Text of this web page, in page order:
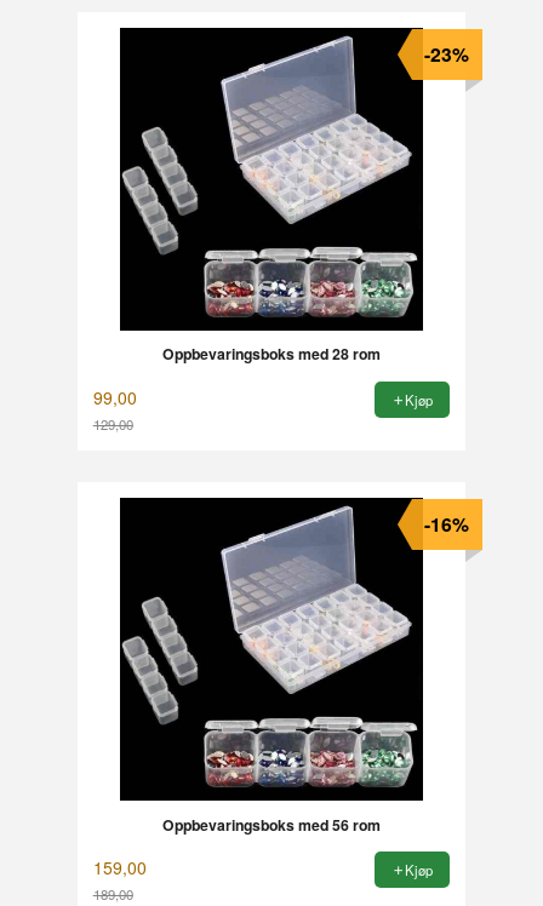
Oppbevaringsboks med 28 rom
99,00
129,00
-23%
Kjøp
Oppbevaringsboks med 56 rom
159,00
189,00
-16%
Kjøp